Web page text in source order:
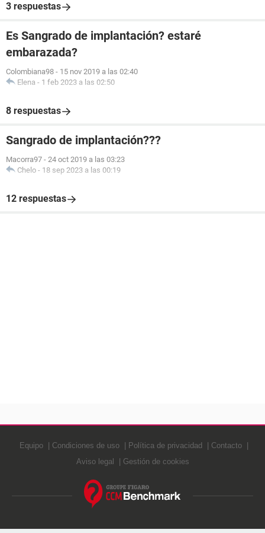
3 respuestas
Es Sangrado de implantación? estaré
embarazada?
Colombiana98 - 15 nov 2019 a las 02:40
Elena - 1 feb 2023 a las 02:50
8 respuestas
Sangrado de implantación???
Macorra97 - 24 oct 2019 a las 03:23
Chelo - 18 sep 2023 a las 00:19
12 respuestas
Equipo Condiciones de uso Política de privacidad
Contacto
Aviso legal
Gestión de cookies